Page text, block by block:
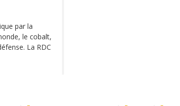
par la
le cobalt,
La RDC